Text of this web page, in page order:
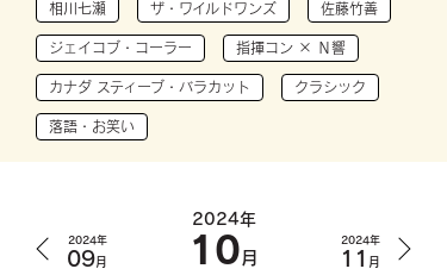
相川七瀬 ザ・ワイルドワンズ 佐藤竹善
ジェイコブ・コーラー 指揮コン × Ｎ響
カナダ スティーブ・バラカット クラシック
落語・お笑い
2024年
09月
2024年
10月
2024年
11 月